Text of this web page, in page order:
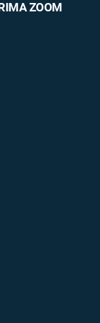
ZOOM